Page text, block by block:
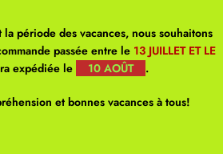
période des vacances, nous souhaitons
passée entre le 13 JUILLET ET LE
expédiée le 10 AOÛT .
et bonnes vacances à tous!